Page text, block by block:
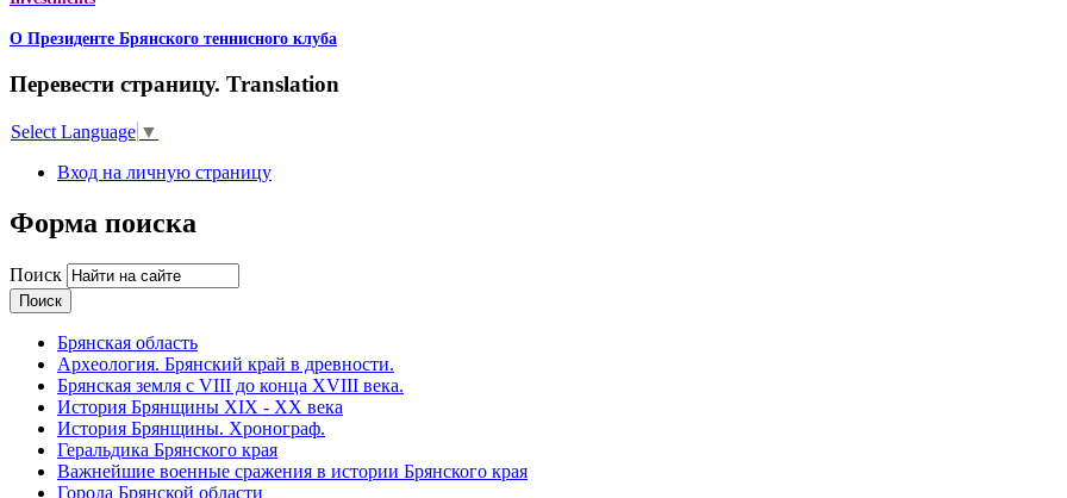
О Президенте Брянского теннисного клуба
Перевести страницу. Translation
Select Language ▼
Вход на личную страницу
Форма поиска
Поиск
Брянская область
Археология. Брянский край в древности.
Брянская земля с VIII до конца XVIII века.
История Брянщины XIX - XX века
История Брянщины. Хронограф.
Геральдика Брянского края
Важнейшие военные сражения в истории Брянского края
Города Брянской области